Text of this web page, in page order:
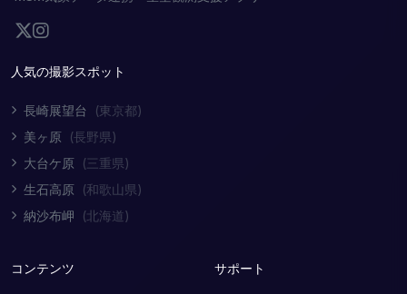
人気の撮影スポット
長崎展望台
(東京都)
美ヶ原 (長野県)
大台ケ原 (三重県)
生石高原 (和歌山県)
納沙布岬
(北海道)
コンテンツ サポート